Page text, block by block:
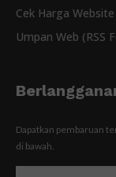
Cek Harga Website
Umpan Web (RSS
Dapatkan pembaruan
di bawah.